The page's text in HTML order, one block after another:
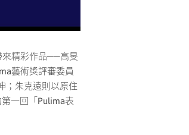
來精彩作品──高旻
藝術獎評審委員
；朱克遠則以原住
一回「Pulima表